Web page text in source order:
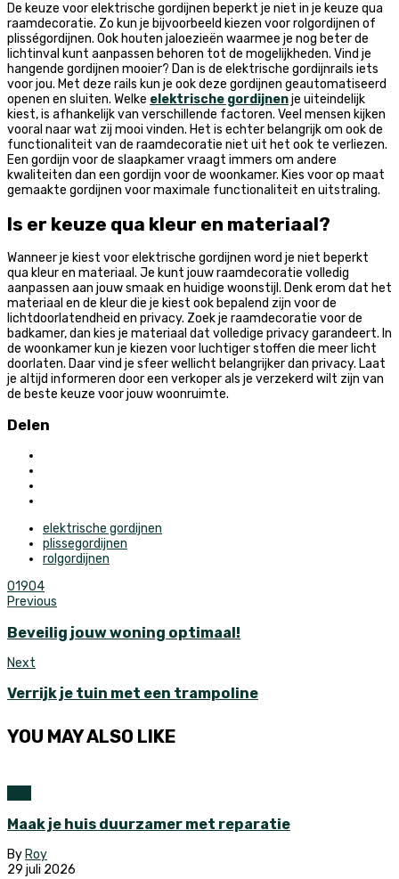
De keuze voor elektrische gordijnen beperkt je niet in je keuze qua
raamdecoratie. Zo kun je bijvoorbeeld kiezen voor rolgordijnen of
plisségordijnen. Ook houten jaloezieën waarmee je nog beter de
lichtinval kunt aanpassen behoren tot de mogelijkheden. Vind je
hangende gordijnen mooier? Dan is de elektrische gordijnrails iets
voor jou. Met deze rails kun je ook deze gordijnen geautomatiseerd
openen en sluiten. Welke elektrische gordijnenje uiteindelijk
kiest, is afhankelijk van verschillende factoren. Veel mensen kijken
vooral naar wat zij mooi vinden. Het is echter belangrijk om ook de
functionaliteit van de raamdecoratie niet uit het ook te verliezen.
Een gordijn voor de slaapkamer vraagt immers om andere
kwaliteiten dan een gordijn voor de woonkamer. Kies voor op maat
gemaakte gordijnen voor maximale functionaliteit en uitstraling.
Is er keuze qua kleur en materiaal?
Wanneer je kiest voor elektrische gordijnen word je niet beperkt
qua kleur en materiaal. Je kunt jouw raamdecoratie volledig
aanpassen aan jouw smaak en huidige woonstijl. Denk erom dat het
materiaal en de kleur die je kiest ook bepalend zijn voor de
lichtdoorlatendheid en privacy. Zoek je raamdecoratie voor de
badkamer, dan kies je materiaal dat volledige privacy garandeert. In
de woonkamer kun je kiezen voor luchtiger stoffen die meer licht
doorlaten. Daar vind je sfeer wellicht belangrijker dan privacy. Laat
je altijd informeren door een verkoper als je verzekerd wilt zijn van
de beste keuze voor jouw woonruimte.
Delen
elektrische gordijnen
plissegordijnen
rolgordijnen
01904
Previous
Beveilig jouw woning optimaal!
Next
Verrijk je tuin met een trampoline
YOU MAY ALSO LIKE
Maak je huis duurzamer met reparatie
By Roy
29 juli 2026